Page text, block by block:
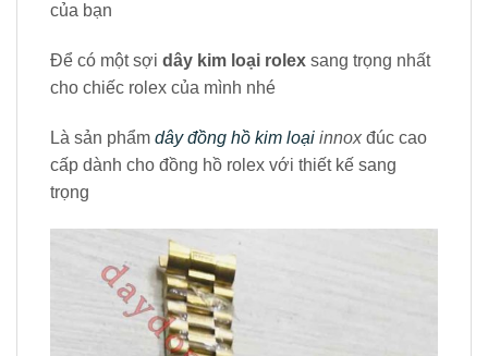
của bạn
Để có một sợi dây kim loại rolex sang trọng nhất
cho chiếc rolex của mình nhé
Là sản phẩm dây đồng hồ kim loại innox đúc cao
cấp dành cho đồng hồ rolex với thiết kế sang
trọng